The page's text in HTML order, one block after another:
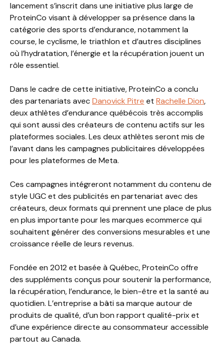
lancement s’inscrit dans une initiative plus large de
ProteinCo visant à développer sa présence dans la
catégorie des sports d’endurance, notamment la
course, le cyclisme, le triathlon et d’autres disciplines
où l’hydratation, l’énergie et la récupération jouent un
rôle essentiel.
Dans le cadre de cette initiative, ProteinCo a conclu
des partenariats avecDanovick Pitre et Rachelle Dion,
deux athlètes d’endurance québécois très accomplis
qui sont aussi des créateurs de contenu actifs sur les
plateformes sociales. Les deux athlètes seront mis de
l’avant dans les campagnes publicitaires développées
pour les plateformes de Meta.
Ces campagnes intégreront notamment du contenu de
style UGC et des publicités en partenariat avec des
créateurs, deux formats qui prennent une place de plus
en plus importante pour les marques ecommerce qui
souhaitent générer des conversions mesurables et une
croissance réelle de leurs revenus.
Fondée en 2012 et basée à Québec, ProteinCo offre
des suppléments conçus pour soutenir la performance,
la récupération, l’endurance, le bien-être et la santé au
quotidien. L’entreprise a bâti sa marque autour de
produits de qualité, d’un bon rapport qualité-prix et
d’une expérience directe au consommateur accessible
partout au Canada.